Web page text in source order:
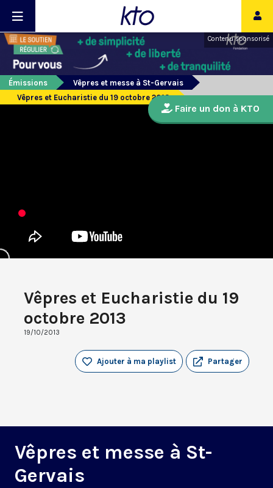
Contenu sponsorisé
Émissions
Vêpres et messe à St-Gervais
Vêpres et Eucharistie du 19 octobre 2013
Vêpres et Eucharistie du 19
octobre 2013
19/10/2013
Partager
Ajouter à ma playlist
Vêpres et messe à St-
Gervais
Faire un don à KTO